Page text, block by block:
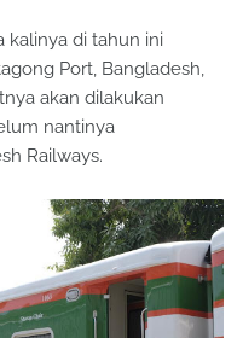
kalinya di tahun ini
Port, Bangladesh,
akan dilakukan
nantinya
Railways.